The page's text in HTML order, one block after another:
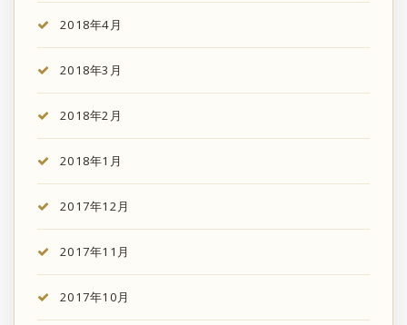
2018年4月
2018年3月
2018年2月
2018年1月
2017年12月
2017年11月
2017年10月